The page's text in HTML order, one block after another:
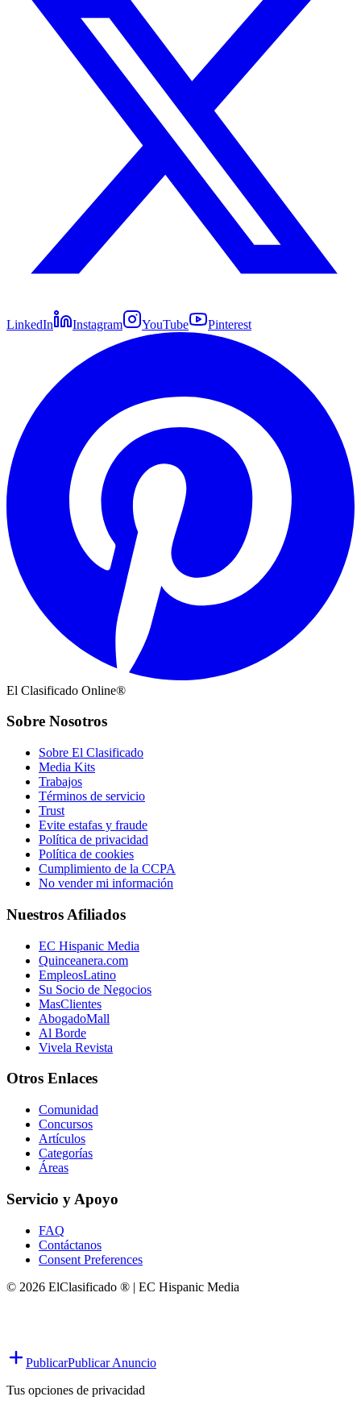
LinkedIn Instagram YouTube Pinterest
El Clasificado Online®
Sobre Nosotros
Sobre El Clasificado
Media Kits
Trabajos
Términos de servicio
Trust
Evite estafas y fraude
Política de privacidad
Política de cookies
Cumplimiento de la CCPA
No vender mi información
Nuestros Afiliados
EC Hispanic Media
Quinceanera.com
EmpleosLatino
Su Socio de Negocios
MasClientes
AbogadoMall
Al Borde
Vivela Revista
Otros Enlaces
Comunidad
Concursos
Artículos
Categorías
Áreas
Servicio y Apoyo
FAQ
Contáctanos
Consent Preferences
© 2026 ElClasificado ® | EC Hispanic Media
PublicarPublicar Anuncio
Tus opciones de privacidad